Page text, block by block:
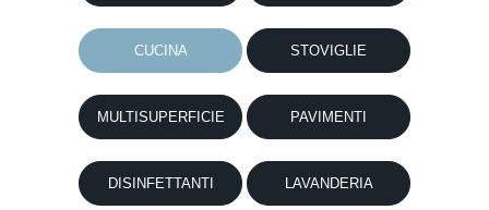
CUCINA STOVIGLIE
MULTISUPERFICIE PAVIMENTI
DISINFETTANTI LAVANDERIA